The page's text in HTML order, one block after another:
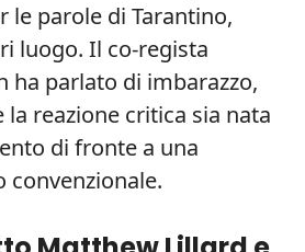
le parole di Tarantino,
luogo. Il co-regista
ha parlato di imbarazzo,
reazione critica sia nata
di fronte a una
convenzionale.